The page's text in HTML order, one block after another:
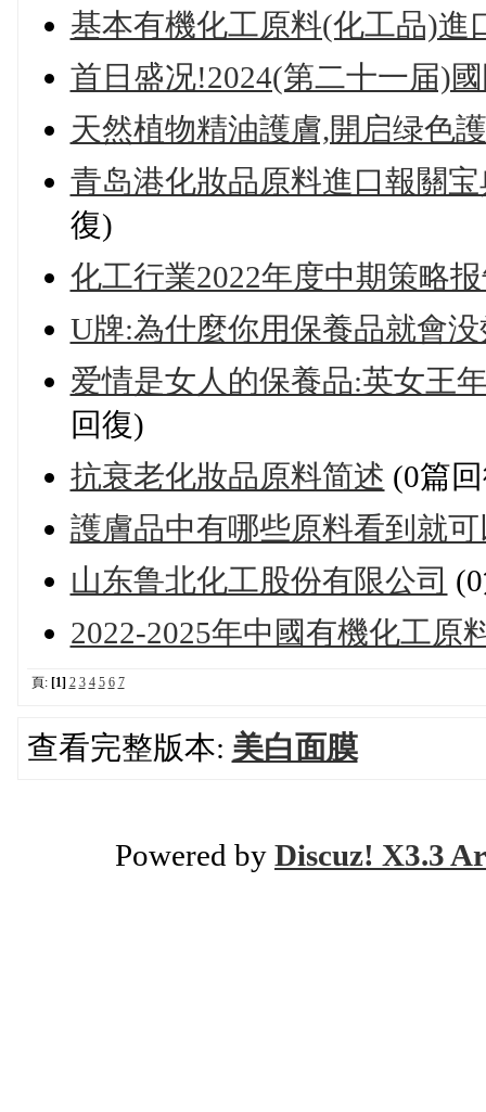
基本有機化工原料(化工品)進
首日盛况!2024(第二十一届)
天然植物精油護膚,開启绿色
青岛港化妝品原料進口報關
復)
化工行業2022年度中期策略
U牌:為什麼你用保養品就會
爱情是女人的保養品:英女王
回復)
抗衰老化妝品原料简述 (0篇
護膚品中有哪些原料看到就可
山东鲁北化工股份有限公司
2022-2025年中國有機化工原
頁: [1] 2 3 4 5 6 7
查看完整版本: 美白面膜
Powered by Discuz! X3.3